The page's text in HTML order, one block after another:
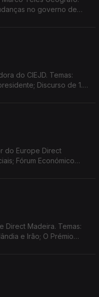
no governo de
do CIEJD. Temas:
Discurso de 1.º
do Europe Direct
Fórum Económico
Direct Madeira. Temas:
e Irão; O Prémio